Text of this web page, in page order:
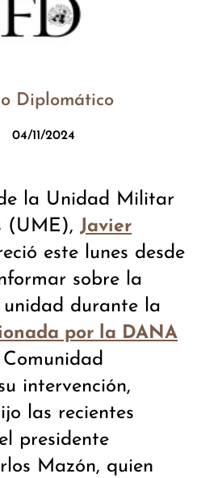
Diplomático
04/11/2024
la Unidad Militar
(UME), Javier
este lunes desde
sobre la
durante la
por la DANA
intervención,
las recientes
presidente
Mazón, quien